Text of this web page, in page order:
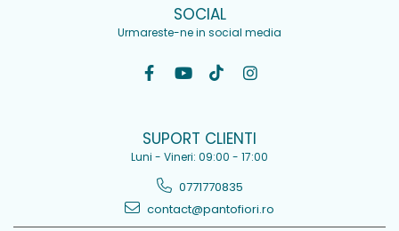
SOCIAL
Urmareste-ne in social media
SUPORT CLIENTI
Luni - Vineri: 09:00 - 17:00
0771770835
contact@pantofiori.ro